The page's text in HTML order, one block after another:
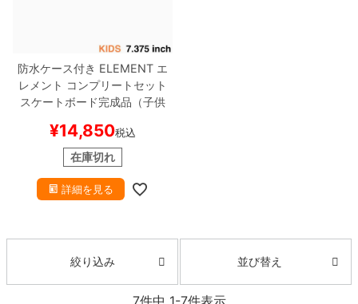
防水ケース付き ELEMENT エ
レメント コンプリートセット
スケートボード完成品（子供
スケートボード スケボー
¥14,850税込
在庫切れ
詳細を見る
絞り込み 並び替え
7件中 1-7件表示